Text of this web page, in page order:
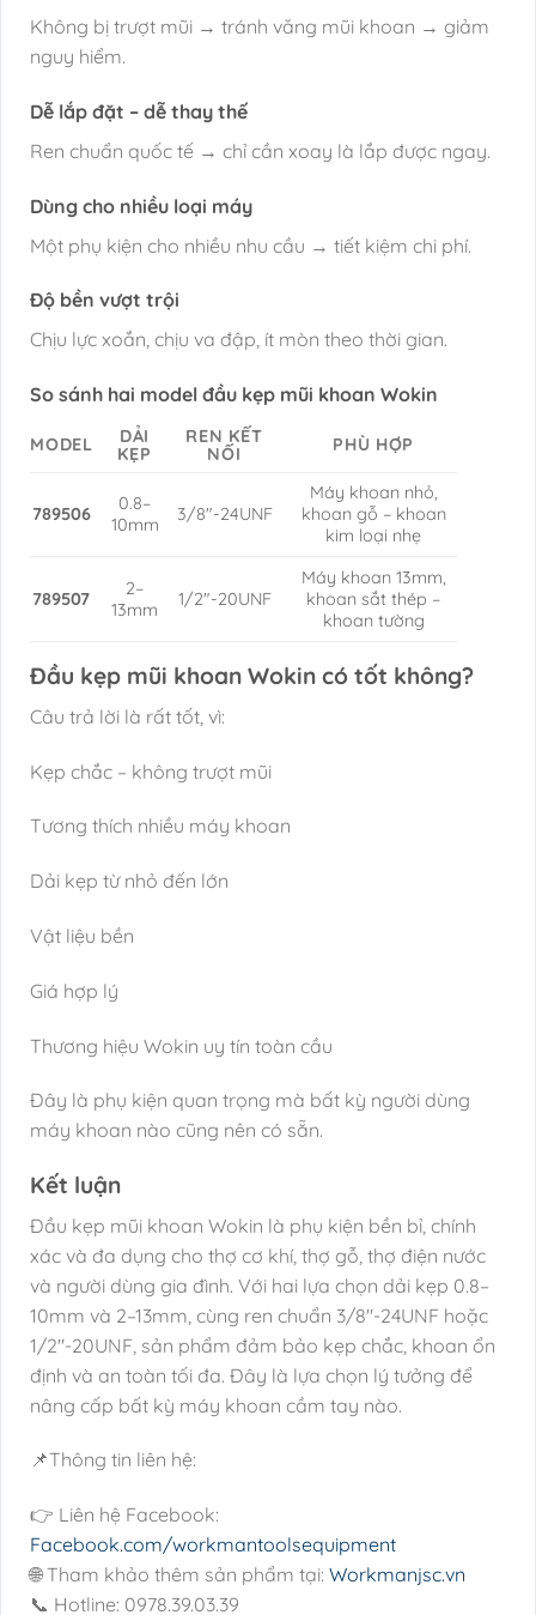
Không bị trượt mũi → tránh văng mũi khoan → giảm
nguy hiểm.
Dễ lắp đặt – dễ thay thế
Ren chuẩn quốc tế → chỉ cần xoay là lắp được ngay.
Dùng cho nhiều loại máy
Một phụ kiện cho nhiều nhu cầu → tiết kiệm chi phí.
Độ bền vượt trội
Chịu lực xoắn, chịu va đập, ít mòn theo thời gian.
So sánh hai model đầu kẹp mũi khoan Wokin
MODEL
DẢI
KẸP
REN KẾT
NỐI
PHÙ HỢP
789506
0.8–
10mm
3/8″-24UNF
Máy khoan nhỏ,
khoan gỗ – khoan
kim loại nhẹ
789507
2–
13mm
1/2″-20UNF
Máy khoan 13mm,
khoan sắt thép –
khoan tường
Đầu kẹp mũi khoan Wokin có tốt không?
Câu trả lời là rất tốt, vì:
Kẹp chắc – không trượt mũi
Tương thích nhiều máy khoan
Dải kẹp từ nhỏ đến lớn
Vật liệu bền
Giá hợp lý
Thương hiệu Wokin uy tín toàn cầu
Đây là phụ kiện quan trọng mà bất kỳ người dùng
máy khoan nào cũng nên có sẵn.
Kết luận
Đầu kẹp mũi khoan Wokin là phụ kiện bền bỉ, chính
xác và đa dụng cho thợ cơ khí, thợ gỗ, thợ điện nước
và người dùng gia đình. Với hai lựa chọn dải kẹp 0.8–
10mm và 2–13mm, cùng ren chuẩn 3/8″-24UNF hoặc
1/2″-20UNF, sản phẩm đảm bảo kẹp chắc, khoan ổn
định và an toàn tối đa. Đây là lựa chọn lý tưởng để
nâng cấp bất kỳ máy khoan cầm tay nào.
📌Thông tin liên hệ:
👉 Liên hệ Facebook:
Facebook.com/workmantoolsequipment
🌐 Tham khảo thêm sản phẩm tại: Workmanjsc.vn
📞 Hotline: 0978.39.03.39